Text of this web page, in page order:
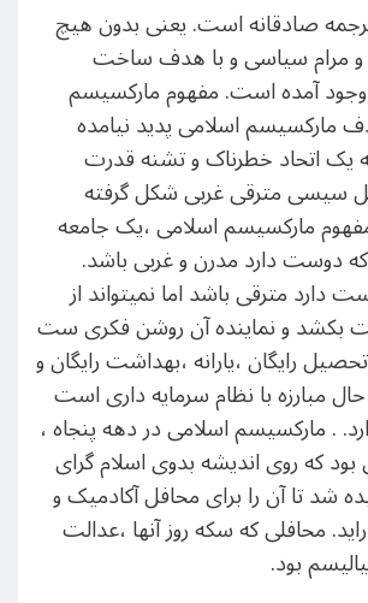
صادقانه است. یعنی بدون هیچ
و مرام سیاسی و با هدف ساخت
آمده است. مفهوم مارکسیسم
مارکسیسم اسلامی پدید نیامده
یک اتحاد خطرناک و تشنه قدرت
سیسی مترقی غربی شکل گرفته
مارکسیسم اسلامی ،یک جامعه
دارد مدرن و غربی باشد.
دارد مترقی باشد اما نمیتواند از
بکشد و نماینده آن روشن فکری ست
رایگان ،یارانه ،بهداشت رایگان و
مبارزه با نظام سرمایه داری است
. مارکسیسم اسلامی در دهه پنجاه ،
که روی اندیشه بدوی اسلام گرای
شد تا آن را برای محافل آکادمیک و
محافلی که سکه روز آنها ،عدالت
بود.